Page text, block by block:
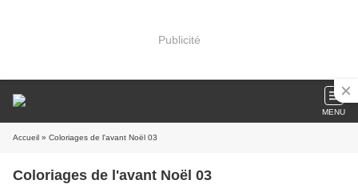
Publicité
MENU
Accueil » Coloriages de l'avant Noël 03
Coloriages de l'avant Noël 03